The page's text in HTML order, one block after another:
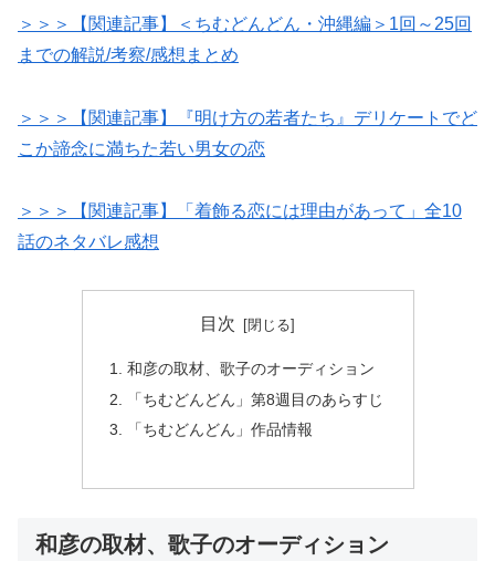
＞＞＞【関連記事】＜ちむどんどん・沖縄編＞1回～25回
までの解説/考察/感想まとめ
＞＞＞【関連記事】『明け方の若者たち』デリケートでど
こか諦念に満ちた若い男女の恋
＞＞＞【関連記事】「着飾る恋には理由があって」全10
話のネタバレ感想
目次
和彦の取材、歌子のオーディション
「ちむどんどん」第8週目のあらすじ
「ちむどんどん」作品情報
和彦の取材、歌子のオーディション